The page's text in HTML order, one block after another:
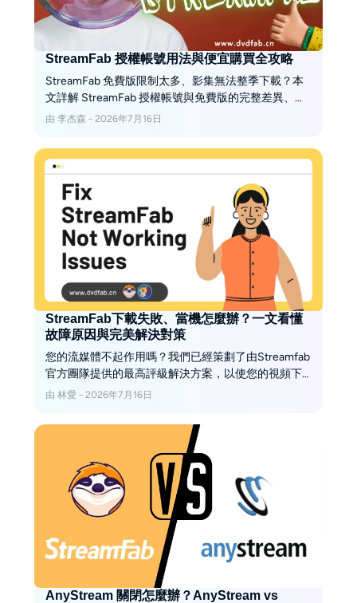
StreamFab 授權帳號用法與便宜購買全攻略
StreamFab 免費版限制太多、影集無法整季下載？本
文詳解 StreamFab 授權帳號與免費版的完整差異、購
買流程與認證啟用步驟。加碼分享優惠券領取技巧、
您輕鬆備份高畫質影片。
由 李杰森 - 2026年7月16日
StreamFab下載失敗、當機怎麼辦？一文看懂
故障原因與完美解決對策
您的流媒體不起作用嗎？我們已經策劃了由Streamfab
官方團隊提供的最高評級解決方案，以使您的視頻下
載到正常狀態。立即增強您的用戶體驗。
由 林愛 - 2026年7月16日
AnyStream 關閉怎麼辦？AnyStream vs